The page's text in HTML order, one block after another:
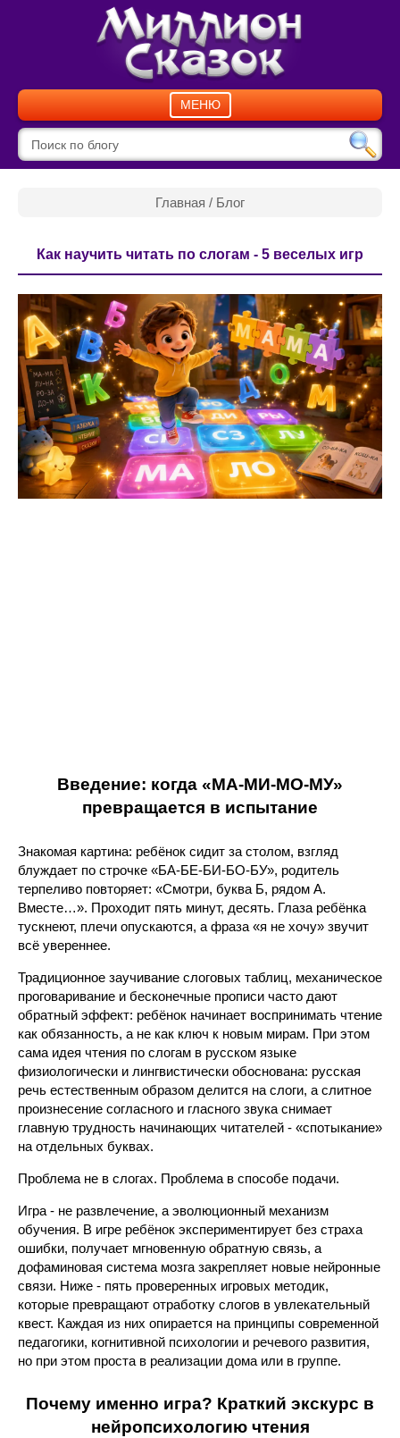
МЕНЮ
Главная / Блог
Как научить читать по слогам - 5 веселых игр
Введение: когда «МА-МИ-МО-МУ»
превращается в испытание
Знакомая картина: ребёнок сидит за столом, взгляд
блуждает по строчке «БА-БЕ-БИ-БО-БУ», родитель
терпеливо повторяет: «Смотри, буква Б, рядом А.
Вместе…». Проходит пять минут, десять. Глаза ребёнка
тускнеют, плечи опускаются, а фраза «я не хочу» звучит
всё увереннее.
Традиционное заучивание слоговых таблиц, механическое
проговаривание и бесконечные прописи часто дают
обратный эффект: ребёнок начинает воспринимать чтение
как обязанность, а не как ключ к новым мирам. При этом
сама идея чтения по слогам в русском языке
физиологически и лингвистически обоснована: русская
речь естественным образом делится на слоги, а слитное
произнесение согласного и гласного звука снимает
главную трудность начинающих читателей - «спотыкание»
на отдельных буквах.
Проблема не в слогах. Проблема в способе подачи.
Игра - не развлечение, а эволюционный механизм
обучения. В игре ребёнок экспериментирует без страха
ошибки, получает мгновенную обратную связь, а
дофаминовая система мозга закрепляет новые нейронные
связи. Ниже - пять проверенных игровых методик,
которые превращают отработку слогов в увлекательный
квест. Каждая из них опирается на принципы современной
педагогики, когнитивной психологии и речевого развития,
но при этом проста в реализации дома или в группе.
Почему именно игра? Краткий экскурс в
нейропсихологию чтения